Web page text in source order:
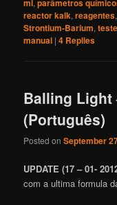
ml,parâmetros
reactor kalk,reagentes,
Strontium-Barium,
manual |4 Replies
Balling Light
(Português)
Posted onSeptember
UPDATE (17 – 01-
com a ultima formula